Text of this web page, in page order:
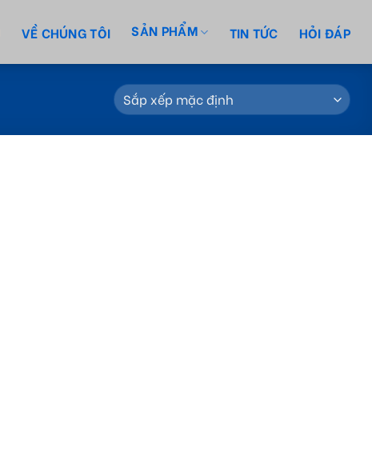
VỀ CHÚNG TÔI SẢN PHẨM TIN TỨC HỎI ĐÁP